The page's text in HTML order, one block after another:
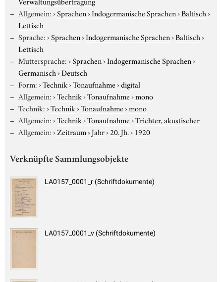
Allgemein:›Sprachen›Indogermanische Sprachen›Baltisch›
Lettisch
Sprache:›Sprachen›Indogermanische Sprachen›Baltisch›
Lettisch
Muttersprache:›Sprachen›Indogermanische Sprachen›
Germanisch›Deutsch
Form:›Technik›Tonaufnahme›digital
Allgemein:›Technik›Tonaufnahme›mono
Technik:›Technik›Tonaufnahme›mono
Allgemein:›Technik›Tonaufnahme›Trichter, akustischer
Allgemein:›Zeitraum›Jahr›20. Jh.› 1920
Verknüpfte Sammlungsobjekte
LA0157_0001_r (Schriftdokumente)
LA0157_0001_v (Schriftdokumente)